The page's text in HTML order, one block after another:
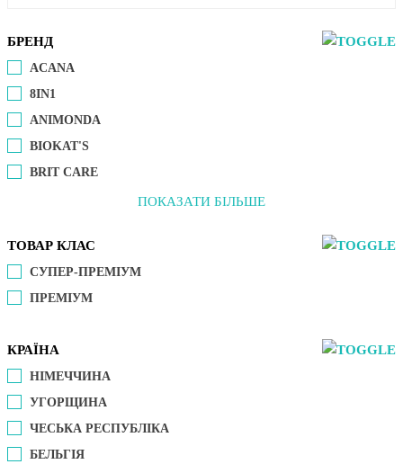
БРЕНД
ACANA
8IN1
ANIMONDA
BIOKAT'S
BRIT CARE
ПОКАЗАТИ БІЛЬШЕ
ТОВАР КЛАС
СУПЕР-ПРЕМІУМ
ПРЕМІУМ
КРАЇНА
НІМЕЧЧИНА
УГОРЩИНА
ЧЕСЬКА РЕСПУБЛІКА
БЕЛЬГІЯ